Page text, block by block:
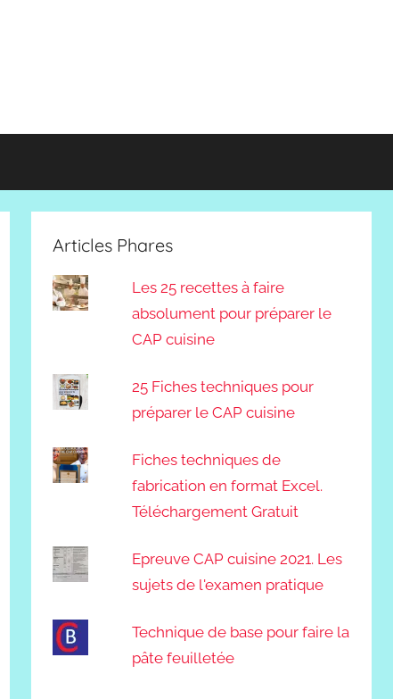
Articles Phares
Les 25 recettes à faire
absolument pour préparer le
CAP cuisine
25 Fiches techniques pour
préparer le CAP cuisine
Fiches techniques de
fabrication en format Excel.
Téléchargement Gratuit
Epreuve CAP cuisine 2021. Les
sujets de l'examen pratique
Technique de base pour faire la
pâte feuilletée